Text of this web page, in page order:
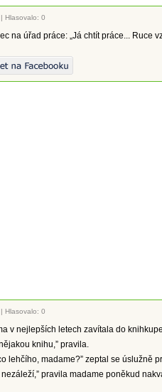
| Hlasovalo: 0
na úřad práce: „Já chtít práce... Ruce
| Hlasovalo: 0
v nejlepších letech zavítala do
knihu,” pravila.
lehčího, madame?” zeptal se úslužně
pravila madame poněkud